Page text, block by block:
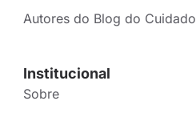
Autores do Blog do Cuidado
Institucional
Sobre